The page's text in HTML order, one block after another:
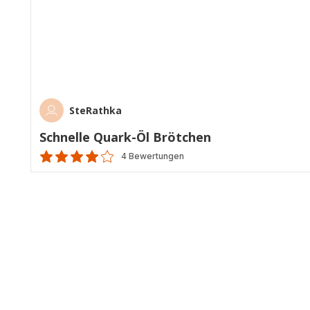
SteRathka
Schnelle Quark-Öl Brötchen
Bewertung
4 Bewertungen